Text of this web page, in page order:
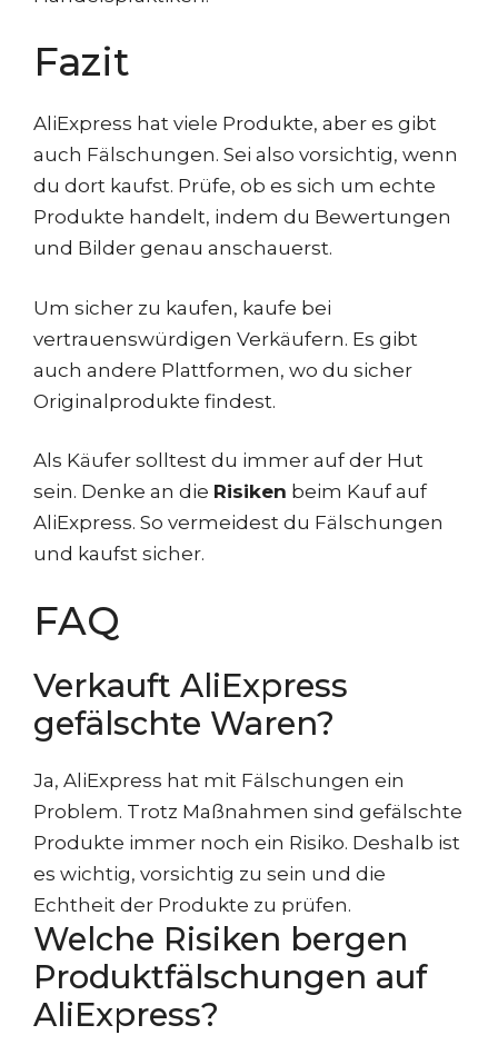
Fazit
AliExpress hat viele Produkte, aber es gibt
auch Fälschungen. Sei also vorsichtig, wenn
du dort kaufst. Prüfe, ob es sich um echte
Produkte handelt, indem du Bewertungen
und Bilder genau anschauerst.
Um sicher zu kaufen, kaufe bei
vertrauenswürdigen Verkäufern. Es gibt
auch andere Plattformen, wo du sicher
Originalprodukte findest.
Als Käufer solltest du immer auf der Hut
sein. Denke an die Risiken beim Kauf auf
AliExpress. So vermeidest du Fälschungen
und kaufst sicher.
FAQ
Verkauft AliExpress
gefälschte Waren?
Ja, AliExpress hat mit Fälschungen ein
Problem. Trotz Maßnahmen sind gefälschte
Produkte immer noch ein Risiko. Deshalb ist
es wichtig, vorsichtig zu sein und die
Echtheit der Produkte zu prüfen.
Welche Risiken bergen
Produktfälschungen auf
AliExpress?